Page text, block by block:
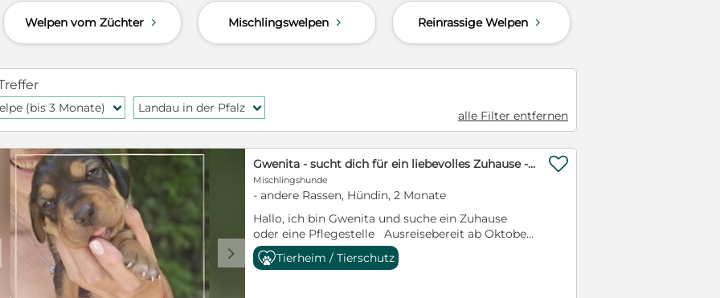
Welpen vom Züchter d Mischlingswelpen d Reinrassige Welpen d
(bis 3 Monate) f Landau in der Pfalz f
alle Filter entfernen
d
Gwenita - sucht dich für ein liebevolles Zuhause - ihr Köfferchen für dich hat sie gepackt
Mischlingshunde
- andere Rassen, Hündin, 2 Monate
Hallo, ich bin Gwenita und suche ein Zuhause
oder eine Pflegestelle Ausreisebereit ab Oktober
KURZINFO: weiblich Geboren ca. 06/2026 ich
werde vermutlich mittelgroß Geimpft,

Tierheim / Tierschutz